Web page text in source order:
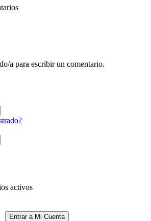
a para escribir un comentario.
activos
Entrar a Mi Cuenta